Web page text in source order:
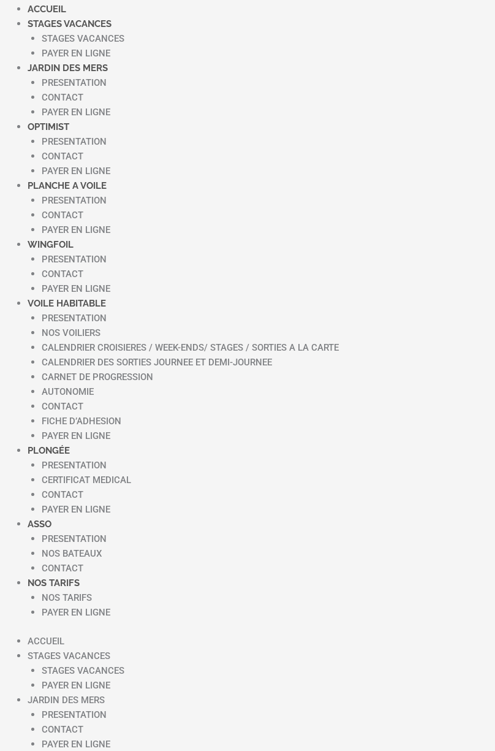
ACCUEIL
STAGES VACANCES
STAGES VACANCES
PAYER EN LIGNE
JARDIN DES MERS
PRESENTATION
CONTACT
PAYER EN LIGNE
OPTIMIST
PRESENTATION
CONTACT
PAYER EN LIGNE
PLANCHE A VOILE
PRESENTATION
CONTACT
PAYER EN LIGNE
WINGFOIL
PRESENTATION
CONTACT
PAYER EN LIGNE
VOILE HABITABLE
PRESENTATION
NOS VOILIERS
CALENDRIER CROISIERES / WEEK-ENDS/ STAGES / SORTIES A LA CARTE
CALENDRIER DES SORTIES JOURNEE ET DEMI-JOURNEE
CARNET DE PROGRESSION
AUTONOMIE
CONTACT
FICHE D’ADHESION
PAYER EN LIGNE
PLONGÉE
PRESENTATION
CERTIFICAT MEDICAL
CONTACT
PAYER EN LIGNE
ASSO
PRESENTATION
NOS BATEAUX
CONTACT
NOS TARIFS
NOS TARIFS
PAYER EN LIGNE
ACCUEIL
STAGES VACANCES
STAGES VACANCES
PAYER EN LIGNE
JARDIN DES MERS
PRESENTATION
CONTACT
PAYER EN LIGNE